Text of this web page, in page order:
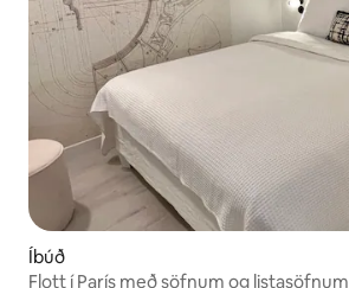
Íbúð
Flott í París með söfnum og listasöfnum